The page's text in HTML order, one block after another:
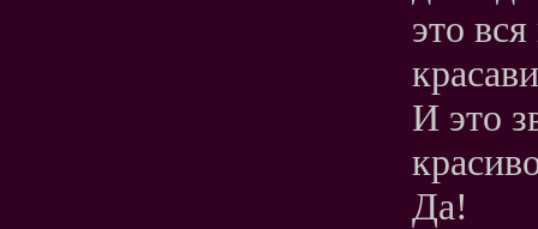
это
И это
Да!